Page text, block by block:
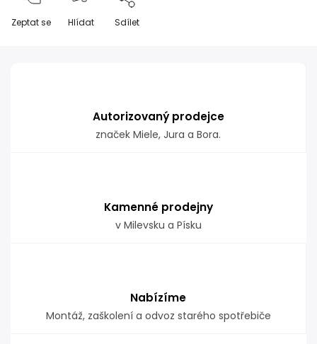
Zeptat se Hlídat Sdílet
Autorizovaný prodejce
značek Miele, Jura a Bora.
Kamenné prodejny
v Milevsku a Písku
Nabízíme
Montáž, zaškolení a odvoz starého spotřebiče